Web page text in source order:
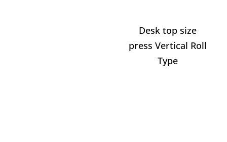
Desk top size
press Vertical Roll
Type